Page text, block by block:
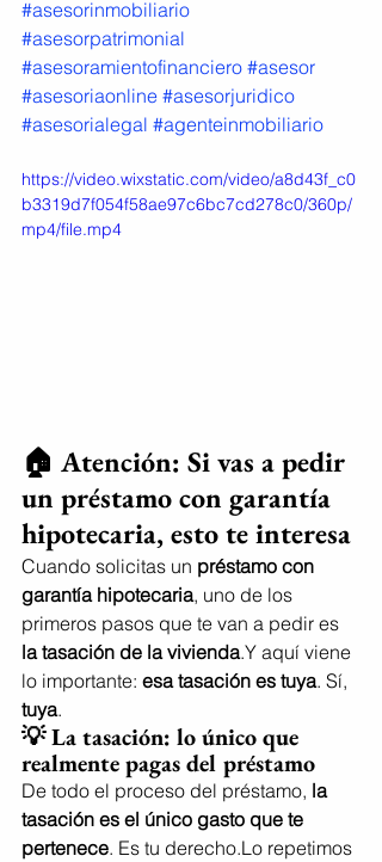
#asesorinmobiliario
#asesorpatrimonial
#asesoramientofinanciero #asesor
#asesoriaonline #asesorjuridico
#asesorialegal #agenteinmobiliario
https://video.wixstatic.com/video/a8d43f_c0
b3319d7f054f58ae97c6bc7cd278c0/360p/
mp4/file.mp4
🏠 Atención: Si vas a pedir
un préstamo con garantía
hipotecaria, esto te interesa
Cuando solicitas un préstamo con
garantía hipotecaria, uno de los
primeros pasos que te van a pedir es
la tasación de la vivienda.Y aquí viene
lo importante: esa tasación es tuya. Sí,
tuya.
💡 La tasación: lo único que
realmente pagas del préstamo
De todo el proceso del préstamo, la
tasación es el único gasto que te
pertenece. Es tu derecho.Lo repetimos